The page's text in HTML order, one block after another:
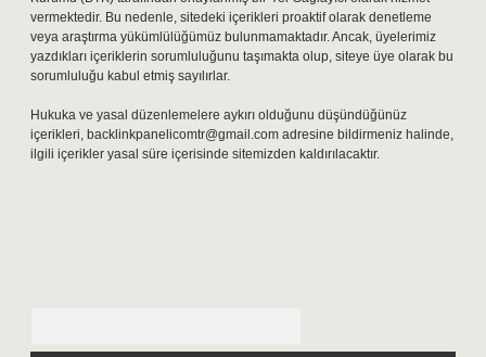
vermektedir. Bu nedenle, sitedeki içerikleri proaktif olarak denetleme
veya araştırma yükümlülüğümüz bulunmamaktadır. Ancak, üyelerimiz
yazdıkları içeriklerin sorumluluğunu taşımakta olup, siteye üye olarak bu
sorumluluğu kabul etmiş sayılırlar.
Hukuka ve yasal düzenlemelere aykırı olduğunu düşündüğünüz
içerikleri, backlinkpanelicomtr@gmail.com adresine bildirmeniz halinde,
ilgili içerikler yasal süre içerisinde sitemizden kaldırılacaktır.